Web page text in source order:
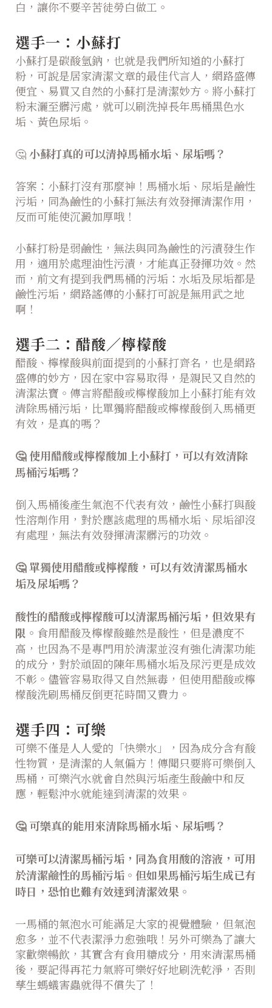
白，讓你不要辛苦徒勞白做工。
選手一：小蘇打
小蘇打是碳酸氫鈉，也就是我們所知道的小蘇打
粉，可說是居家清潔文章的最佳代言人，網路盛傳
便宜、易買又自然的小蘇打是清潔妙方。將小蘇打
粉末灑至髒污處，就可以刷洗掉長年馬桶黑色水
垢、黃色尿垢。
🤔小蘇打真的可以清掉馬桶水垢、尿垢嗎？
答案：小蘇打沒有那麼神！馬桶水垢、尿垢是鹼性
污垢，同為鹼性的小蘇打無法有效發揮清潔作用，
反而可能使沉澱加厚哦！
小蘇打粉是弱鹼性，無法與同為鹼性的污漬發生作
用，適用於處理油性污漬，才能真正發揮功效。然
而，前文有提到我們馬桶的污垢：水垢及尿垢都是
鹼性污垢，網路謠傳的小蘇打可說是無用武之地
啊！
選手二：醋酸／檸檬酸
醋酸、檸檬酸與前面提到的小蘇打齊名，也是網路
盛傳的妙方，因在家中容易取得，是親民又自然的
清潔法寶。傳言將醋酸或檸檬酸加上小蘇打能有效
清除馬桶污垢，比單獨將醋酸或檸檬酸倒入馬桶更
有效，是真的嗎？
🤔 使用醋酸或檸檬酸加上小蘇打，可以有效清除
馬桶污垢嗎？
倒入馬桶後產生氣泡不代表有效，鹼性小蘇打與酸
性溶劑作用，對於應該處理的馬桶水垢、尿垢卻沒
有處理，無法有效發揮清潔髒污的功效。
🤔單獨使用醋酸或檸檬酸，可以有效清潔馬桶水
垢及尿垢嗎？
酸性的醋酸或檸檬酸可以清潔馬桶污垢，但效果有
限。 食用醋酸及檸檬酸雖然是酸性，但是濃度不
高，也因為不是專門用於清潔並沒有強化清潔功能
的成分，對於頑固的陳年馬桶水垢及尿污更是成效
不彰。儘管容易取得又自然無毒，但使用醋酸或檸
檬酸洗刷馬桶反倒更花時間又費力。
選手四：可樂
可樂不僅是人人愛的「快樂水」，因為成分含有酸
性物質，是清潔的人氣偏方！傳聞只要將可樂倒入
馬桶，可樂汽水就會自然與污垢產生酸鹼中和反
應，輕鬆沖水就能達到清潔的效果。
🤔 可樂真的能用來清除馬桶水垢、尿垢嗎？
可樂可以清潔馬桶污垢，同為食用酸的溶液，可用
於清潔鹼性的馬桶污垢。但如果馬桶污垢生成已有
時日，恐怕也難有效達到清潔效果。
一馬桶的氣泡水可能滿足大家的視覺體驗，但氣泡
愈多，並不代表潔淨力愈強哦！另外可樂為了讓大
家歡樂暢飲，其實含有食用糖成分，用來清潔馬桶
後，要記得再花力氣將可樂好好地刷洗乾淨，否則
孳生螞蟻害蟲就得不償失了！